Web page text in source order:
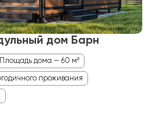
дом Барн
Площадь дома — 60 м²
проживания